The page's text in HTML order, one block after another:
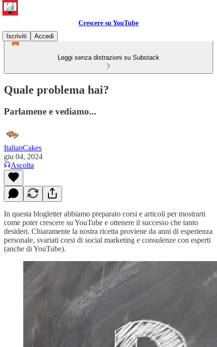
Crescere su YouTube
Iscriviti
Accedi
Leggi senza distrazioni su Substack
Quale problema hai?
Parlamene e vediamo...
ItalianCakes
giu 04, 2024
Ascolta
In questa blogletter abbiamo preparato corsi e articoli per mostrarti
come poter crescere su YouTube e ottenere il successo che tanto
desideri. Chiaramente la nostra ricetta proviene da anni di esperienza
personale, svariati corsi di social marketing e consulenze con esperti
(anche di YouTube).